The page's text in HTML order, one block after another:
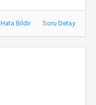
Hata Bildir Soru Detay